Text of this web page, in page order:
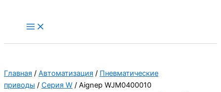
Main
Menu
Главная / Автоматизация / Пневматические
приводы / Серия W / Aignep WJM0400010